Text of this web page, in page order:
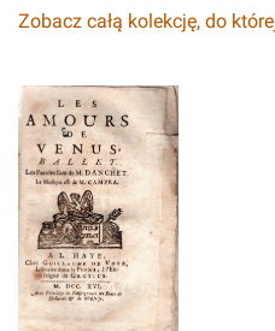
Zobacz całą kolekcję, do